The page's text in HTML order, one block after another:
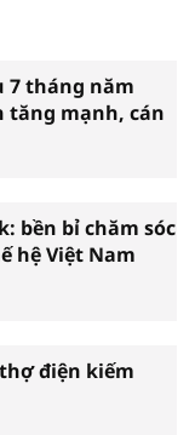
7 tháng năm
tăng mạnh, cán
bền bỉ chăm sóc
hệ Việt Nam
điện kiếm